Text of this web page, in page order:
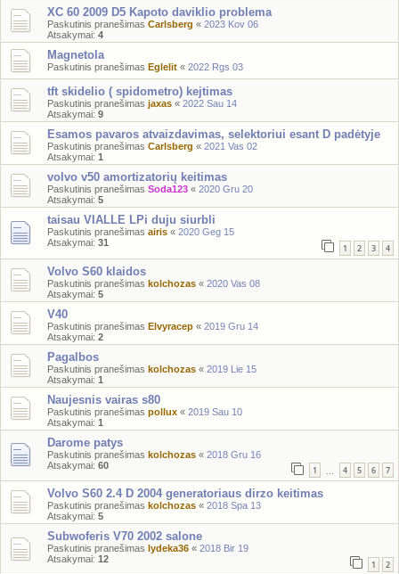
XC 60 2009 D5 Kapoto daviklio problema
Paskutinis pranešimas Carlsberg « 2023 Kov 06
Atsakymai: 4
Magnetola
Paskutinis pranešimas Eglelit « 2022 Rgs 03
tft skidelio ( spidometro) kejtimas
Paskutinis pranešimas jaxas « 2022 Sau 14
Atsakymai: 9
Esamos pavaros atvaizdavimas, selektoriui esant D padėtyje
Paskutinis pranešimas Carlsberg « 2021 Vas 02
Atsakymai: 1
volvo v50 amortizatorių keitimas
Paskutinis pranešimas Soda123 « 2020 Gru 20
Atsakymai: 5
taisau VIALLE LPi duju siurbli
Paskutinis pranešimas airis « 2020 Geg 15
Atsakymai: 31 1 2 3 4
Volvo S60 klaidos
Paskutinis pranešimas kolchozas « 2020 Vas 08
Atsakymai: 5
V40
Paskutinis pranešimas Elvyracep « 2019 Gru 14
Atsakymai: 2
Pagalbos
Paskutinis pranešimas kolchozas « 2019 Lie 15
Atsakymai: 1
Naujesnis vairas s80
Paskutinis pranešimas pollux « 2019 Sau 10
Atsakymai: 1
Darome patys
Paskutinis pranešimas kolchozas « 2018 Gru 16
Atsakymai: 60 1 4 5 6 7
Volvo S60 2.4 D 2004 generatoriaus dirzo keitimas
Paskutinis pranešimas kolchozas « 2018 Spa 13
Atsakymai: 5
Subwoferis V70 2002 salone
Paskutinis pranešimas lydeka36 « 2018 Bir 19
Atsakymai: 12 1 2